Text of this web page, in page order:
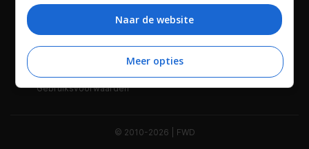
Wie is FWD Privacybeleid
Adverteren Contact
Gebruiksvoorwaarden
© 2010-2026 | FWD
Bepaalde leveranciers kunnen uw persoonsgegevens
beheren. Zoek onderaan deze pagina of in het sitemenu naar
een link om uw toestemming te beheren of in te trekken via de
privacy- en cookie-instellingen.
Naar de website
Meer opties